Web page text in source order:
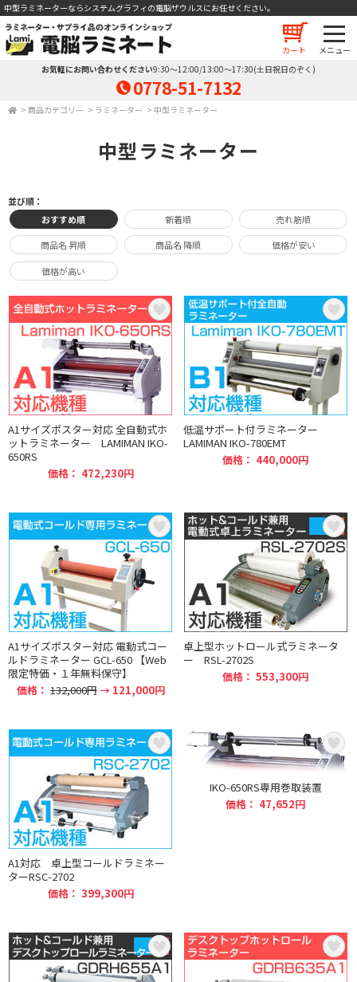
中型ラミネーターならシステムグラフィの電脳ザウルスにお任せください。
カート
お気軽にお問い合わせください9:30～12:00/13:00～17:30(土日祝日のぞく)
0778-51-7132
> 商品カテゴリー > ラミネーター > 中型ラミネーター
中型ラミネーター
並び順：
おすすめ順
新着順 売れ筋順
商品名 昇順 商品名 降順 価格が安い
価格が高い
A1サイズポスター対応 全自動式ホ
ットラミネーター LAMIMAN IKO-
650RS
価格： 472,230円
低温サポート付ラミネーター
LAMIMAN IKO-780EMT
価格： 440,000円
A1サイズポスター対応 電動式コー
ルドラミネーター GCL-650 【Web
限定特価・１年無料保守】
価格：132,000円→ 121,000円
卓上型ホットロール式ラミネータ
ー RSL-2702S
価格： 553,300円
A1対応 卓上型コールドラミネー
ターRSC-2702
価格： 399,300円
IKO-650RS専用巻取装置
価格： 47,652円